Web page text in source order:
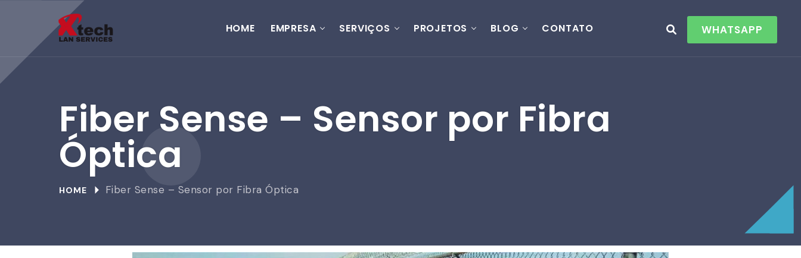
HOME EMPRESA SERVIÇOS PROJETOS BLOG CONTATO WHATSAPP
Fiber Sense – Sensor por Fibra
Óptica
HOME Fiber Sense – Sensor por Fibra Óptica